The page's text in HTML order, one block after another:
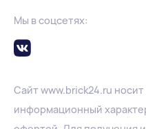
Мы в соцсетях:
Сайт www.brick24.ru
информационный